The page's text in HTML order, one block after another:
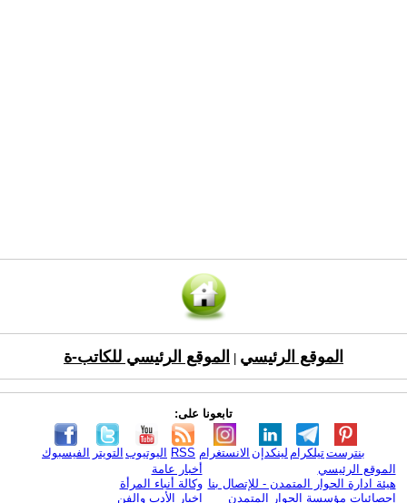
الموقع الرئيسي الموقع الرئيسي للكاتب-ة
تابعونا على:
الفيسبوك التويتر اليوتيوب RSS الانستغرام لينكدإن تيلكرامبنترست
الموقع الرئيسي
هيئة ادارة الحوار المتمدن - للإتصال بنا
إحصائيات مؤسسة الحوار المتمدن
أخبار عامة
وكالة أنباء المرأة
اخبار الأدب والفن